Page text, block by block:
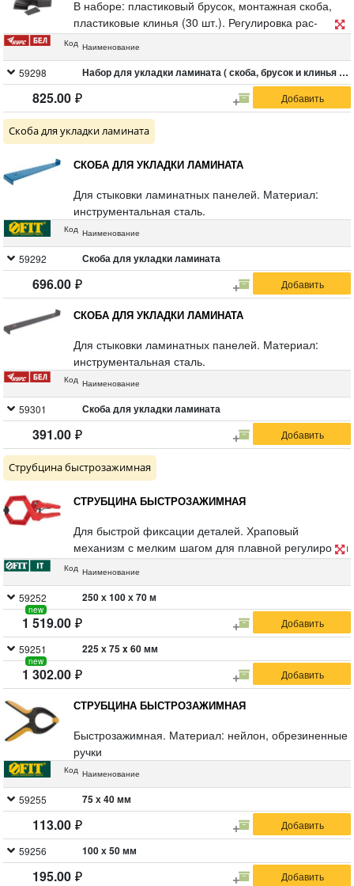
В наборе: пластиковый брусок, монтажная скоба,
пластиковые клинья (30 шт.). Регулировка рас-
стояния между ламинатными панелями и стеной с
работы в ограниченном пространстве. Материал:
инструментальная сталь, пластик. Упаковка: п/э
пакет с подвесом.
Код Наименование
59298 Набор для укладки ламината ( скоба, брусок и клинья распорные 30 шт. )
825.00
Скоба для укладки ламината
СКОБА ДЛЯ УКЛАДКИ ЛАМИНАТА
Для стыковки ламинатных панелей. Материал:
инструментальная сталь.
Код Наименование
59292 Скоба для укладки ламината
696.00
СКОБА ДЛЯ УКЛАДКИ ЛАМИНАТА
Для стыковки ламинатных панелей. Материал:
инструментальная сталь.
Код Наименование
59301 Скоба для укладки ламината
391.00
Струбцина быстрозажимная
СТРУБЦИНА БЫСТРОЗАЖИМНАЯ
Для быстрой фиксации деталей. Храповый
механизм с мелким шагом для плавной регулировки
силы сжатия. Пружинный механизм для быстрого
усиленного фибергласом, губки из пластика,
храповый механизм из инструментальной стали.
Код Наименование
59252
new
250 х 100 х 70 м
1 519.00
59251
new
225 х 75 x 60 мм
1 302.00
СТРУБЦИНА БЫСТРОЗАЖИМНАЯ
Быстрозажимная. Материал: нейлон, обрезиненные
ручки
Код Наименование
59255 75 х 40 мм
113.00
59256 100 х 50 мм
195.00